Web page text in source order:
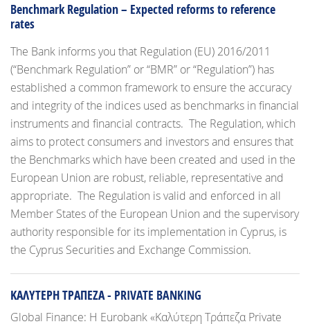
Benchmark Regulation – Expected reforms to reference
rates
The Bank informs you that Regulation (EU) 2016/2011
(“Benchmark Regulation” or “BMR” or “Regulation”) has
established a common framework to ensure the accuracy
and integrity of the indices used as benchmarks in financial
instruments and financial contracts. The Regulation, which
aims to protect consumers and investors and ensures that
the Benchmarks which have been created and used in the
European Union are robust, reliable, representative and
appropriate. The Regulation is valid and enforced in all
Member States of the European Union and the supervisory
authority responsible for its implementation in Cyprus, is
the Cyprus Securities and Exchange Commission.
ΚΑΛΥΤΕΡΗ ΤΡΑΠΕΖΑ - PRIVATE BANKING
Global Finance: Η Eurobank «Καλύτερη Τράπεζα Private